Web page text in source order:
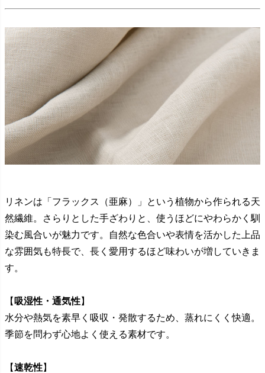
リネンは「フラックス（亜麻）」という植物から作られる天
然繊維。さらりとした手ざわりと、使うほどにやわらかく馴
染む風合いが魅力です。自然な色合いや表情を活かした上品
な雰囲気も特長で、長く愛用するほど味わいが増していきま
す。
【 吸湿性・通気性】
水分や熱気を素早く吸収・発散するため、蒸れにくく快適。
季節を問わず心地よく使える素材です。
【速乾性】